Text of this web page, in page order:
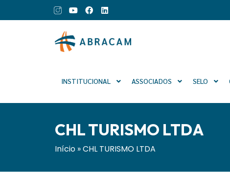
INSTITUCIONAL ASSOCIADOS SELO
CHL TURISMO LTDA
Início »CHL TURISMO LTDA